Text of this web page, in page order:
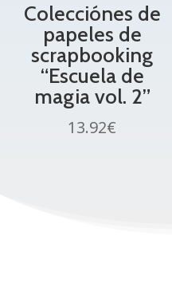
Colecciónes de
papeles de
scrapbooking
“Escuela de
magia vol. 2”
13.92€